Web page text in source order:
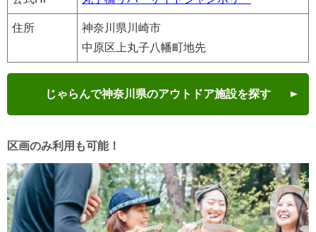
住所
神奈川県川崎市
中原区上丸子八幡町地先
じゃらんで神奈川県のアウトドア施設を探す
区画のみ利用も可能！